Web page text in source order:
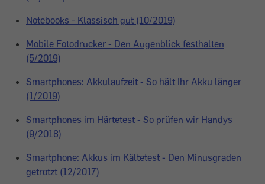
Notebooks - Klassisch gut (10/2019)
Mobile Fotodrucker - Den Augenblick festhalten
(5/2019)
Smartphones: Akkulaufzeit - So hält Ihr Akku länger
(1/2019)
Smartphones im Härtetest - So prüfen wir Handys
(9/2018)
Smartphone: Akkus im Kältetest - Den Minusgraden
getrotzt (12/2017)